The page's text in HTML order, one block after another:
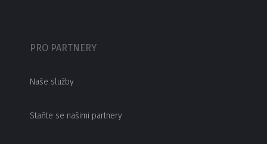
PRO PARTNERY
Naše služby
Staňte se našimi partnery